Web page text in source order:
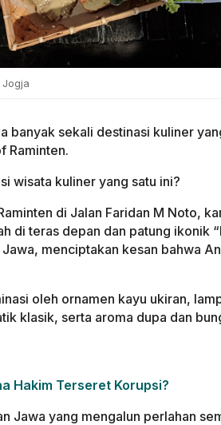
banyak sekali destinasi kuliner
Raminten.
wisata kuliner yang satu ini?
di Jalan Faridan M Noto,
di teras depan dan patung ikonik
menciptakan kesan bahwa
oleh ornamen kayu ukiran,
klasik, serta aroma dupa dan
Hakim Terseret Korupsi?
Jawa yang mengalun perlahan